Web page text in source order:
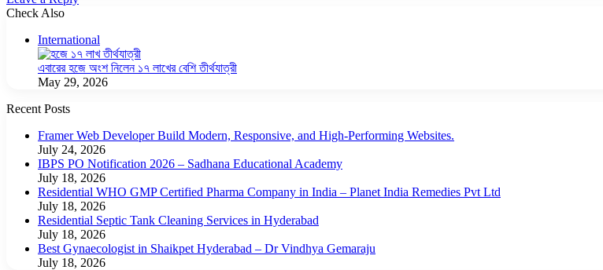
Check Also
International
এবারের হজে অংশ নিলেন ১৭ লাখের বেশি তীর্থযাত্রী
May 29, 2026
Recent Posts
Framer Web Developer Build Modern, Responsive, and High-Performing Websites.
July 24, 2026
IBPS PO Notification 2026 – Sadhana Educational Academy
July 18, 2026
Residential WHO GMP Certified Pharma Company in India – Planet India Remedies Pvt Ltd
July 18, 2026
Residential Septic Tank Cleaning Services in Hyderabad
July 18, 2026
Best Gynaecologist in Shaikpet Hyderabad – Dr Vindhya Gemaraju
July 18, 2026